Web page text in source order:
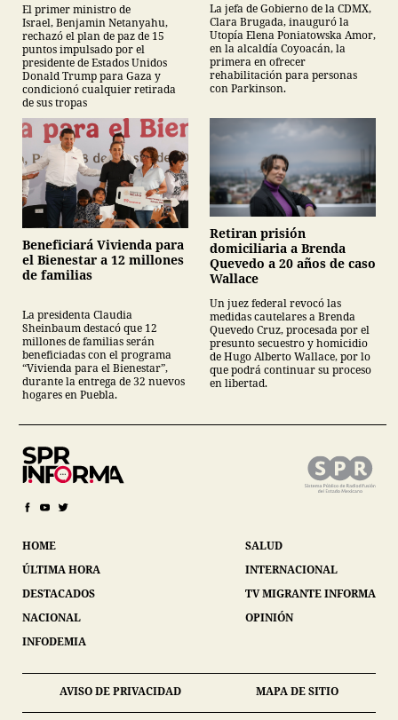
El primer ministro de
Israel, Benjamin Netanyahu,
rechazó el plan de paz de 15
puntos impulsado por el
presidente de Estados Unidos
Donald Trump para Gaza y
condicionó cualquier retirada
de sus tropas
Parkinson
La jefa de Gobierno de la CDMX,
Clara Brugada, inauguró la
Utopía Elena Poniatowska Amor,
en la alcaldía Coyoacán, la
primera en ofrecer
rehabilitación para personas
con Parkinson.
Beneficiará Vivienda para
el Bienestar a 12 millones
de familias
La presidenta Claudia
Sheinbaum destacó que 12
millones de familias serán
beneficiadas con el programa
“Vivienda para el Bienestar”,
durante la entrega de 32 nuevos
hogares en Puebla.
Retiran prisión
domiciliaria a Brenda
Quevedo a 20 años de caso
Wallace
Un juez federal revocó las
medidas cautelares a Brenda
Quevedo Cruz, procesada por el
presunto secuestro y homicidio
de Hugo Alberto Wallace, por lo
que podrá continuar su proceso
en libertad.
HOME
ÚLTIMA HORA
DESTACADOS
NACIONAL
INFODEMIA
SALUD
INTERNACIONAL
TV MIGRANTE INFORMA
OPINIÓN
AVISO DE PRIVACIDAD MAPA DE SITIO